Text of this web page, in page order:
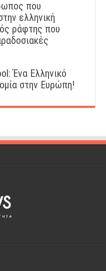
που
ελληνική
ράφτης που
Ένα Ελληνικό
στην Ευρώπη!